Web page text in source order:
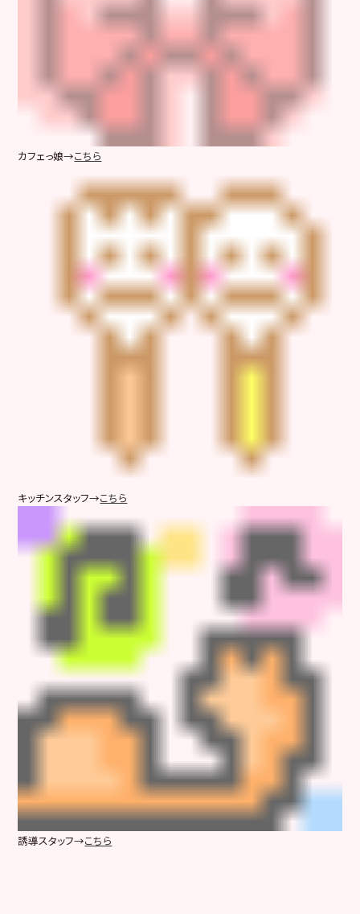
カフェっ娘→こちら
キッチンスタッフ→こちら
誘導スタッフ→こちら